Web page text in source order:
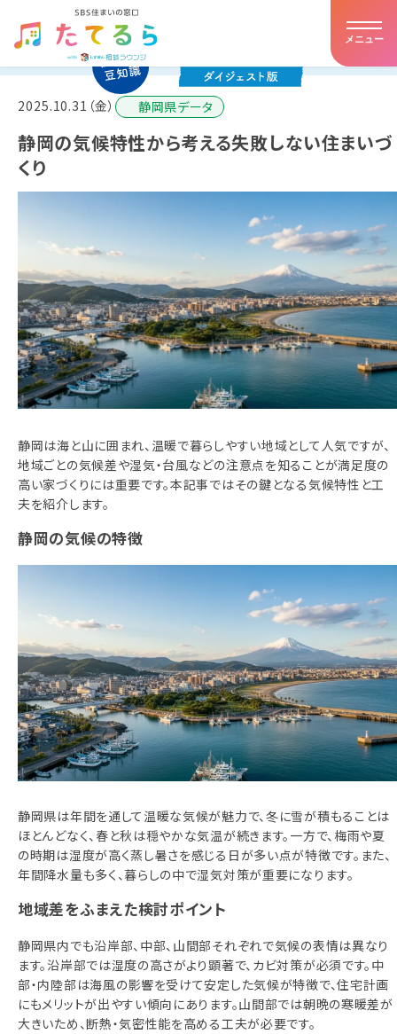
ホーム
たてるらとは
イベント・キャンペーン
アドバイザー紹介
お客様の声
住まいの豆知識
店舗詳細・アクセス
相談予約
お知らせ
ご相談の流れ
メニュー
静岡県データ
2025.10.31（金）
静岡の気候特性から考える失敗しない住まいづ
くり
静岡は海と山に囲まれ、温暖で暮らしやすい地域として人気ですが、
地域ごとの気候差や湿気・台風などの注意点を知ることが満足度の
高い家づくりには重要です。本記事ではその鍵となる気候特性と工
夫を紹介します。
静岡の気候の特徴
静岡県は年間を通して温暖な気候が魅力で、冬に雪が積もることは
ほとんどなく、春と秋は穏やかな気温が続きます。一方で、梅雨や夏
の時期は湿度が高く蒸し暑さを感じる日が多い点が特徴です。また、
年間降水量も多く、暮らしの中で湿気対策が重要になります。
地域差をふまえた検討ポイント
静岡県内でも沿岸部、中部、山間部それぞれで気候の表情は異なり
ます。沿岸部では湿度の高さがより顕著で、カビ対策が必須です。中
部・内陸部は海風の影響を受けて安定した気候が特徴で、住宅計画
にもメリットが出やすい傾向にあります。山間部では朝晩の寒暖差が
大きいため、断熱・気密性能を高める工夫が必要です。